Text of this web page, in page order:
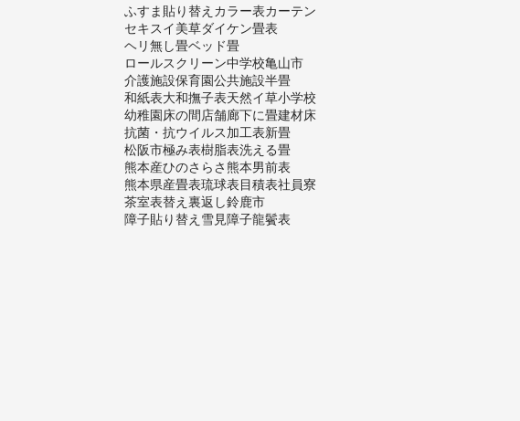
ふすま貼り替え カラー表カーテン
セキスイ美草ダイケン畳表
ヘリ無し畳ベッド畳
ロールスクリーン中学校亀山市
介護施設保育園公共施設半畳
和紙表大和撫子表天然イ草小学校
幼稚園床の間店舗廊下に畳建材床
抗菌・抗ウイルス加工表新畳
松阪市極み表樹脂表洗える畳
熊本産ひのさらさ熊本男前表
熊本県産畳表琉球表目積表社員寮
茶室表替え 裏返し鈴鹿市
障子貼り替え 雪見障子龍鬢表